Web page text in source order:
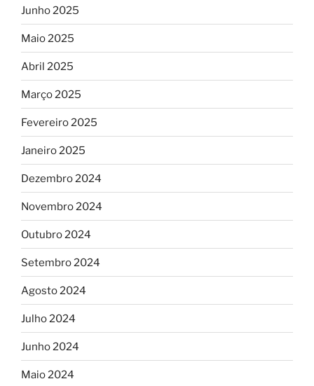
Junho 2025
Maio 2025
Abril 2025
Março 2025
Fevereiro 2025
Janeiro 2025
Dezembro 2024
Novembro 2024
Outubro 2024
Setembro 2024
Agosto 2024
Julho 2024
Junho 2024
Maio 2024